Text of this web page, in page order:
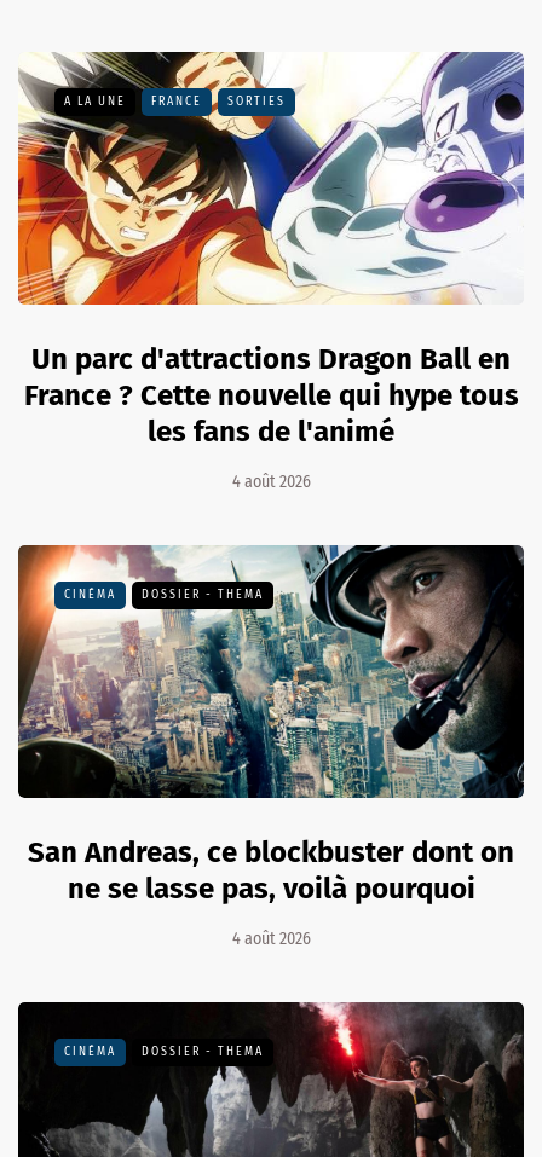
A LA UNE FRANCE SORTIES
Un parc d'attractions Dragon Ball en
France ? Cette nouvelle qui hype tous
les fans de l'animé
4 août 2026
CINÉMA DOSSIER - THEMA
San Andreas, ce blockbuster dont on
ne se lasse pas, voilà pourquoi
4 août 2026
CINÉMA DOSSIER - THEMA